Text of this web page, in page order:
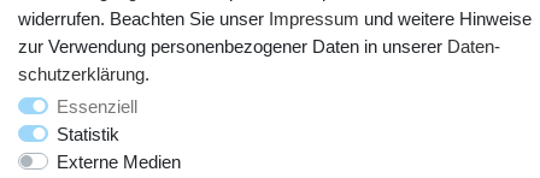
© Copyright 2025 webtotrade GmbH. Alle Rechte vorbehalten.
widerrufen. Beachten Sie unser Impressum und weitere Hinweise
zur Verwendung personenbezogener Daten in unserer Daten­
schutz­erklärung.
Essenziell
Statistik
Externe Medien